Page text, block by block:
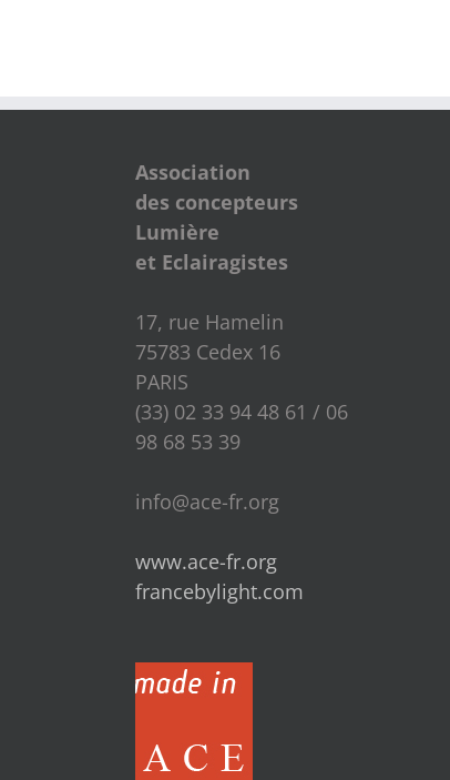
Association
des concepteurs
Lumière
et Eclairagistes
17, rue Hamelin
75783 Cedex 16
PARIS
(33) 02 33 94 48 61 / 06
98 68 53 39
info@ace-fr.org
www.ace-fr.org
francebylight.com